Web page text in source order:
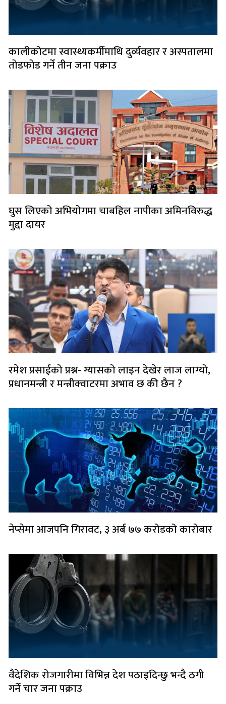
कालीकोटमा स्वास्थ्यकर्मीमाथि दुर्व्यवहार र अस्पतालमा
तोडफोड गर्ने तीन जना पक्राउ
घुस लिएको अभियोगमा चाबहिल नापीका अमिनविरुद्ध
मुद्दा दायर
रमेश प्रसाईको प्रश्न- ग्यासको लाइन देखेर लाज लाग्यो,
प्रधानमन्त्री र मन्त्रीक्वाटरमा अभाव छ की छैन ?
नेप्सेमा आजपनि गिरावट, ३ अर्ब ७७ करोडको कारोबार
वैदेशिक रोजगारीमा विभिन्न देश पठाइदिन्छु भन्दै ठगी
गर्ने चार जना पक्राउ